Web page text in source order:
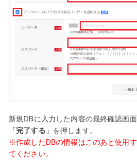
新規DBに入力した内容の最終確認画
「完了する 」を押します。
※作成したDBの情報はこのあと使用
てください。